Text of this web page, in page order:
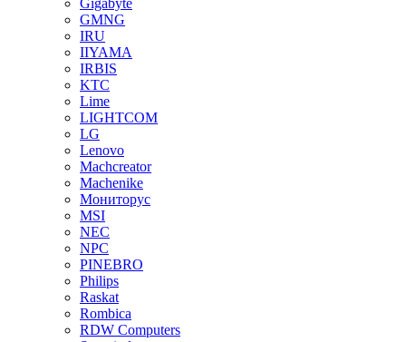
Gigabyte
GMNG
IRU
IIYAMA
IRBIS
KTC
Lime
LIGHTCOM
LG
Lenovo
Machcreator
Machenike
Мониторус
MSI
NEC
NPC
PINEBRO
Philips
Raskat
Rombica
RDW Computers